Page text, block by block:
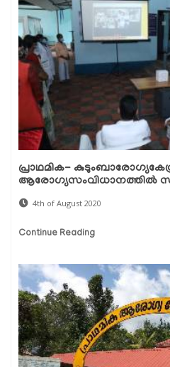
പ്രാഥമിക-
ആരോഗ്യസംവിധാനത്തില്‍
4th of August 2020
Continue Reading